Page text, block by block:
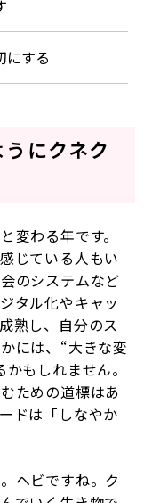
にする
にクネク
変わる年です。
じている人もい
のシステムなど
タル化やキャッ
熟し、自分のス
には、“大きな変
もしれません。
ための道標はあ
ドは「しなやか
ヘビですね。ク